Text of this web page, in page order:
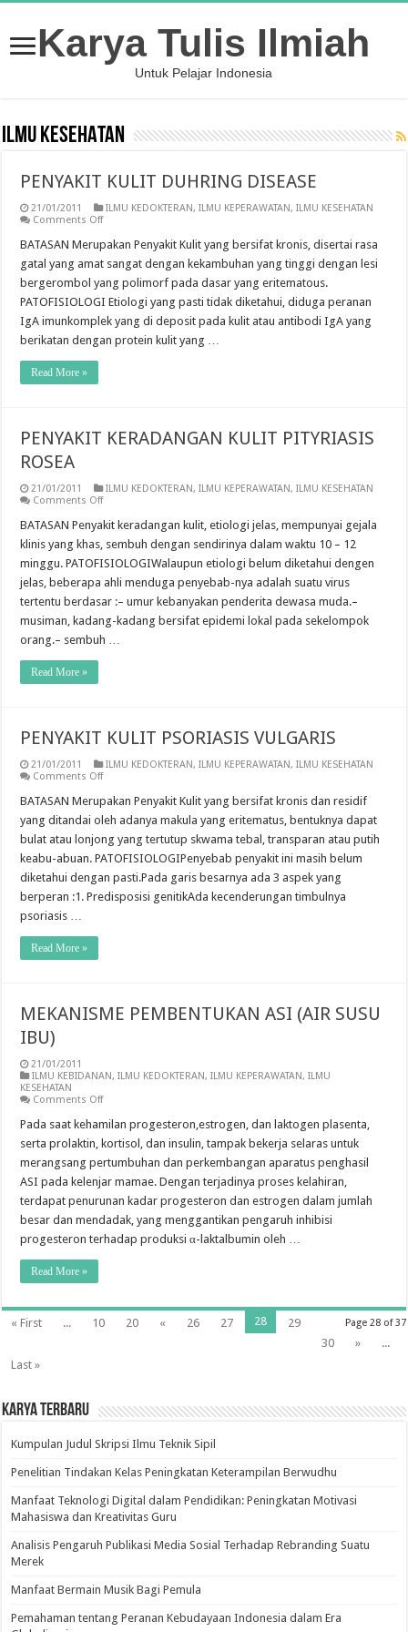
Karya Tulis Ilmiah
Untuk Pelajar Indonesia
ILMU KESEHATAN
PENYAKIT KULIT DUHRING DISEASE
21/01/2011 ILMU KEDOKTERAN,ILMU KEPERAWATAN,ILMU KESEHATAN
Comments Offon
KULIT
DISEASE
BATASAN Merupakan Penyakit Kulit yang bersifat kronis, disertai rasa
gatal yang amat sangat dengan kekambuhan yang tinggi dengan lesi
bergerombol yang polimorf pada dasar yang eritematous.
PATOFISIOLOGI Etiologi yang pasti tidak diketahui, diduga peranan
IgA imunkomplek yang di deposit pada kulit atau antibodi IgA yang
berikatan dengan protein kulit yang …
Read More »
PENYAKIT KERADANGAN KULIT PITYRIASIS
ROSEA
21/01/2011 ILMU KEDOKTERAN,ILMU KEPERAWATAN,ILMU KESEHATAN
Comments Offon
KERADANGAN
PITYRIASIS
ROSEA
BATASAN Penyakit keradangan kulit, etiologi jelas, mempunyai gejala
klinis yang khas, sembuh dengan sendirinya dalam waktu 10 – 12
minggu. PATOFISIOLOGIWalaupun etiologi belum diketahui dengen
jelas, beberapa ahli menduga penyebab-nya adalah suatu virus
tertentu berdasar :– umur kebanyakan penderita dewasa muda.–
musiman, kadang-kadang bersifat epidemi lokal pada sekelompok
orang.– sembuh …
Read More »
PENYAKIT KULIT PSORIASIS VULGARIS
21/01/2011 ILMU KEDOKTERAN,ILMU KEPERAWATAN,ILMU KESEHATAN
Comments Offon
KULIT
VULGARIS
BATASAN Merupakan Penyakit Kulit yang bersifat kronis dan residif
yang ditandai oleh adanya makula yang eritematus, bentuknya dapat
bulat atau lonjong yang tertutup skwama tebal, transparan atau putih
keabu-abuan. PATOFISIOLOGIPenyebab penyakit ini masih belum
diketahui dengan pasti.Pada garis besarnya ada 3 aspek yang
berperan :1. Predisposisi genitikAda kecenderungan timbulnya
psoriasis …
Read More »
MEKANISME PEMBENTUKAN ASI (AIR SUSU
IBU)
21/01/2011
ILMU KEBIDANAN,ILMU KEDOKTERAN,ILMU KEPERAWATAN,ILMU
KESEHATAN
Comments Offon
PEMBENTUKAN
(AIR
SUSU
IBU)
Pada saat kehamilan progesteron,estrogen, dan laktogen plasenta,
serta prolaktin, kortisol, dan insulin, tampak bekerja selaras untuk
merangsang pertumbuhan dan perkembangan aparatus penghasil
ASI pada kelenjar mamae. Dengan terjadinya proses kelahiran,
terdapat penurunan kadar progesteron dan estrogen dalam jumlah
besar dan mendadak, yang menggantikan pengaruh inhibisi
progesteron terhadap produksi α-laktalbumin oleh …
Read More »
Page 28 of 37
« First ... 10 20 « 26 27 28
29
30
»
...
Last »
Karya Terbaru
Kumpulan Judul Skripsi Ilmu Teknik Sipil
Penelitian Tindakan Kelas Peningkatan Keterampilan Berwudhu
Manfaat Teknologi Digital dalam Pendidikan: Peningkatan Motivasi
Mahasiswa dan Kreativitas Guru
Analisis Pengaruh Publikasi Media Sosial Terhadap Rebranding Suatu
Merek
Manfaat Bermain Musik Bagi Pemula
Pemahaman tentang Peranan Kebudayaan Indonesia dalam Era